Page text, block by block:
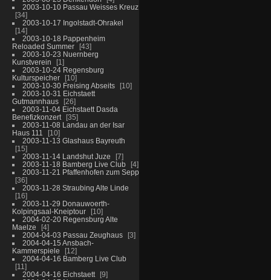
2003-10-10 Passau Weisses Kreuz
34
2003-10-17 Ingolstadt-Ohrakel
14
2003-10-18 Pappenheim
Reloaded Summer
43
2003-10-23 Nuernberg
Kunstverein
1
2003-10-24 Regensburg
Kulturspeicher
10
2003-10-30 Freising Abseits
10
2003-10-31 Eichstaett
Gutmannhaus
26
2003-11-04 Eichstaett Dasda
Benefizkonzert
35
2003-11-08 Landau an der Isar
Haus 111
10
2003-11-13 Glashaus Bayreuth
15
2003-11-14 Landshut Juze
7
2003-11-18 Bamberg Live Club
4
2003-11-21 Pfaffenhofen zum Sepp
36
2003-11-28 Straubing Alte Linde
16
2003-11-29 Donauwoerth-
Kolpingsaal-Kneiptour
10
2004-02-20 Regensburg Alte
Maelze
4
2004-04-03 Passau Zeughaus
3
2004-04-15 Ansbach-
Kammerspiele
12
2004-04-16 Bamberg Live Club
11
2004-04-16 Eichstaett
9